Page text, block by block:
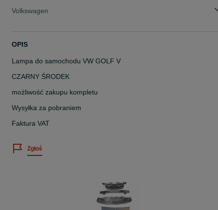
Volkswagen
OPIS
Lampa do samochodu VW GOLF V
CZARNY ŚRODEK
możliwość zakupu kompletu
Wysyłka za pobraniem
Faktura VAT
Zgłoś